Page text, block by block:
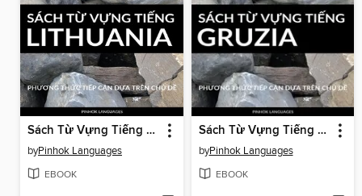
Sách Từ Vựng Tiếng Lithuania
byPinhok Languages
EBOOK
Sách Từ Vựng Tiếng Gruzia
byPinhok Languages
EBOOK